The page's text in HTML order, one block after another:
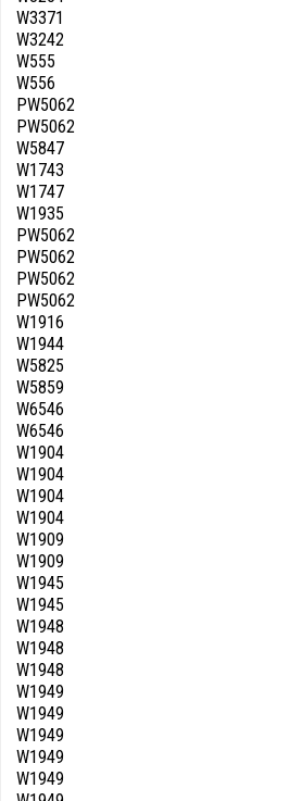
W3371
W3242
W555
W556
PW5062
PW5062
W5847
W1743
W1747
W1935
PW5062
PW5062
PW5062
PW5062
W1916
W1944
W5825
W5859
W6546
W6546
W1904
W1904
W1904
W1904
W1909
W1909
W1945
W1945
W1948
W1948
W1948
W1949
W1949
W1949
W1949
W1949